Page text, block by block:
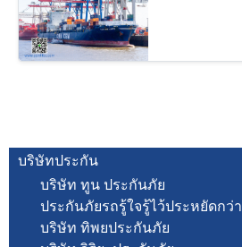
บริษัทประกัน
บริษัท ทูน ประกันภัย
ประกันภัยรถรู้ใจรู้ไว้ประหยัดกว่า
บริษัท ทิพยประกันภัย